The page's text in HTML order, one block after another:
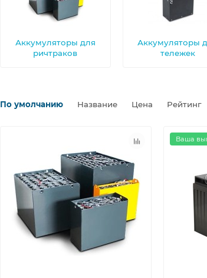
Аккумуляторы для
ричтраков
Аккумуляторы
тележек
По умолчанию Название Цена Рейтинг
Ваша